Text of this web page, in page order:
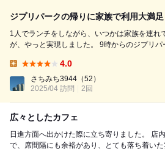
ジプリパークの帰りに家族で利用大満足
1人でランチをしながら、いつかは家族を連れ
が、やっと実現しました。 9時からのジプリパークどんどこ森を満喫して
あるのに）、店員さんが走って切り盛りしていました。 席は
ッズ2人でもゆっ...
4.0
さちみち3944 （52）
2025/04 訪問
2回
広々としたカフェ
日進方面へ出かけた際に立ち寄りました。 店内はゆったりとした造り
で、席間隔にも余裕があり、とても落ち着い